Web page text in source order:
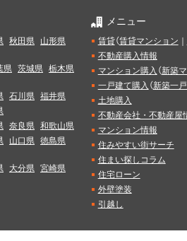
秋田県
山形県
県 茨城県 栃木県
石川県 福井県
奈良県 和歌山県
山口県 徳島県
大分県 宮崎県
メニュー
賃貸（賃貸マンション
不動産購入情報
マンション購入 （新築
一戸建て購入 （新築一
土地購入
不動産会社・不動産屋
マンション情報
住みやすい街サーチ
住まい探しコラム
住宅ローン
外壁塗装
引越し